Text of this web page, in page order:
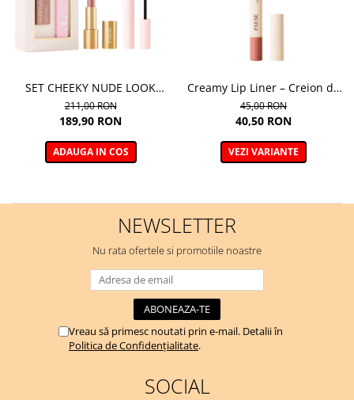
SET CHEEKY NUDE LOOK
(MASCARA CHEEKY+
NUDELIGHTFUL LIPSTICK NR
211,00 RON
189,90 RON
ADAUGA IN COS
Creamy Lip Liner – Creion de
buze cremos pentru contur si
definire
45,00 RON
40,50 RON
VEZI VARIANTE
NEWSLETTER
Nu rata ofertele si promotiile noastre
Vreau să primesc noutati prin e-mail. Detalii în
Politica de Confidențialitate.
SOCIAL